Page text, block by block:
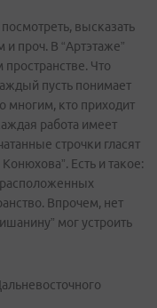
высказать
проч. В “Артэтаже”
Что
пусть понимает
многим, кто приходит
работа имеет
строчки гласят
Есть и такое:
Впрочем, нет
мог устроить